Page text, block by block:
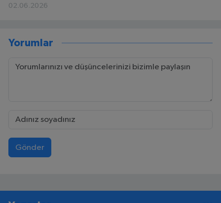
02.06.2026
Yorumlar
Gönder